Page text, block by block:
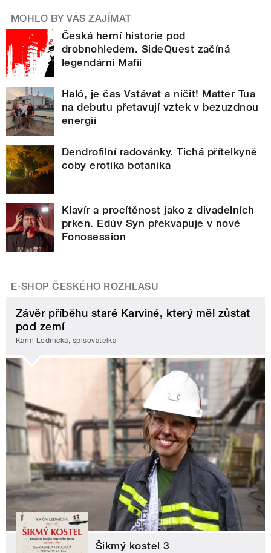
MOHLO BY VÁS ZAJÍMAT
Česká herní historie pod
drobnohledem. SideQuest začíná
legendární Mafií
Haló, je čas Vstávat a ničit! Matter Tua
na debutu přetavují vztek v bezuzdnou
energii
Dendrofilní radovánky. Tichá přítelkyně
coby erotika botanika
Klavír a procítěnost jako z divadelních
prken. Edúv Syn překvapuje v nové
Fonosession
E-SHOP ČESKÉHO ROZHLASU
Závěr příběhu staré Karviné, který měl zůstat
pod zemí
Karin Lednická, spisovatelka
Šikmý kostel 3